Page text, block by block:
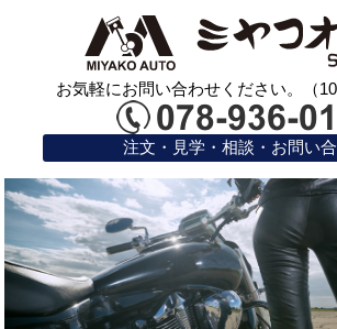
お気軽にお問い合わせください。（
注文・見学・相談・お問い